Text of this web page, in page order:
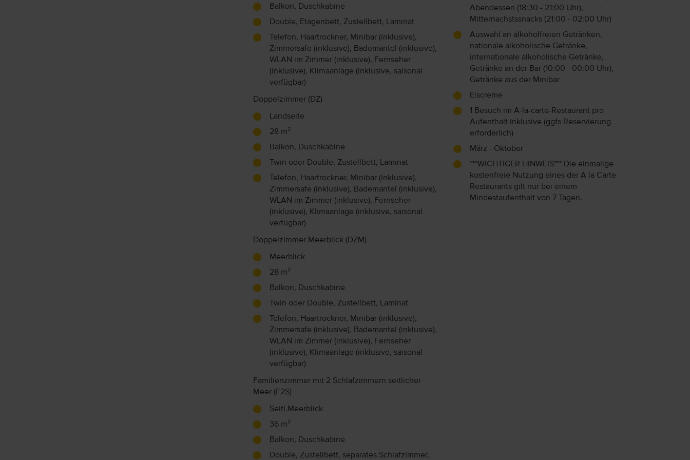
Balkon, Duschkabine
Double, Etagenbett, Zustellbett, Laminat
Telefon, Haartrockner, Minibar (inklusive),
Zimmersafe (inklusive), Bademantel (inklusive),
WLAN im Zimmer (inklusive), Fernseher
(inklusive), Klimaanlage (inklusive, saisonal
verfügbar)
Doppelzimmer (DZ)
Landseite
28 m²
Balkon, Duschkabine
Twin oder Double, Zustellbett, Laminat
Telefon, Haartrockner, Minibar (inklusive),
Zimmersafe (inklusive), Bademantel (inklusive),
WLAN im Zimmer (inklusive), Fernseher
(inklusive), Klimaanlage (inklusive, saisonal
verfügbar)
Doppelzimmer Meerblick (DZM)
Meerblick
28 m²
Balkon, Duschkabine
Twin oder Double, Zustellbett, Laminat
Telefon, Haartrockner, Minibar (inklusive),
Zimmersafe (inklusive), Bademantel (inklusive),
WLAN im Zimmer (inklusive), Fernseher
(inklusive), Klimaanlage (inklusive, saisonal
verfügbar)
Familienzimmer mit 2 Schlafzimmern seitlicher
Meer (F2S)
Seitl.Meerblick
36 m²
Balkon, Duschkabine
Double, Zustellbett, separates Schlafzimmer,
Abendessen (18:30 - 21:00 Uhr),
Mitternachstssnacks (21:00 - 02:00 Uhr)
Auswahl an alkoholfreien Getränken,
nationale alkoholische Getränke,
internationale alkoholische Getränke,
Getränke an der Bar (10:00 - 00:00 Uhr),
Getränke aus der Minibar
Eiscreme
1 Besuch im A-la-carte-Restaurant pro
Aufenthalt inklusive (ggfs Reservierung
erforderlich)
März - Oktober
***WICHTIGER HINWEIS*** Die einmalige
kostenfreie Nutzung eines der A la Carte
Restaurants gilt nur bei einem
Mindestaufenthalt von 7 Tagen.